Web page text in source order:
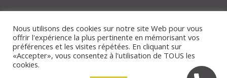
© Copyright 2022 – Tous droits réservés Domaine de la Héronnière –
Mentions légales– Politique de confidentialité – Plan du site
Nous utilisons des cookies sur notre site Web pour vous
offrir l'expérience la plus pertinente en mémorisant vos
préférences et les visites répétées. En cliquant sur
«Accepter», vous consentez à l'utilisation de TOUS les
cookies.